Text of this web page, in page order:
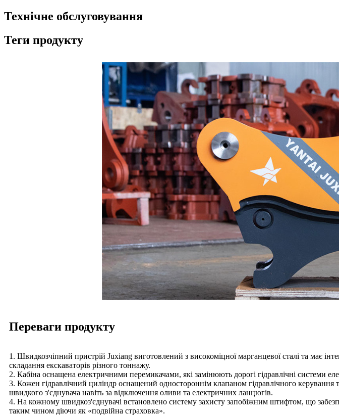
Технічне обслуговування
Теги продукту
Переваги продукту
1. Швидкозчіпний пристрій Juxiang виготовлений з високоміцної марганцевої сталі та має
складання екскаваторів різного тоннажу.
2. Кабіна оснащена електричними перемикачами, які замінюють дорогі гідравлічні системи
3. Кожен гідравлічний циліндр оснащений одностороннім клапаном гідравлічного
швидкого з'єднувача навіть за відключення оливи та електричних ланцюгів.
4. На кожному швидкоз'єднувачі встановлено систему захисту запобіжним штифтом, що
таким чином діючи як «подвійна страховка».